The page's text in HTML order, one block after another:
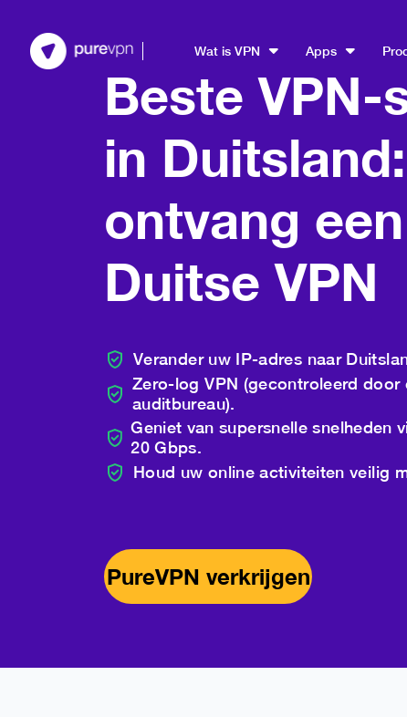
Wat is VPN Apps
Beste VPN-
in Duitsland:
ontvang
Duitse VPN
Verander uw IP-adres naar
Zero-log VPN (gecontroleerd door
auditbureau).
Geniet van supersnelle snelheden
20 Gbps.
Houd uw online activiteiten veilig
PureVPN verkrijgen